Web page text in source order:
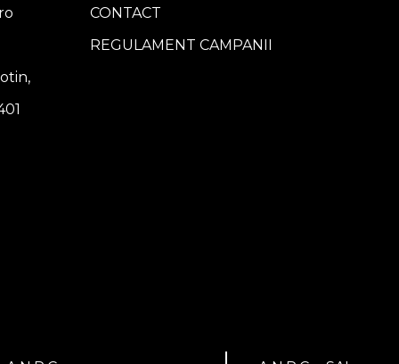
CONTACT
REGULAMENT CAMPANII